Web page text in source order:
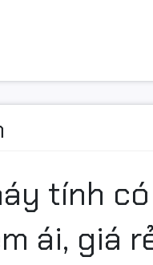
tính
ái, giá
nhẹ
Khác với
, giúp
sản